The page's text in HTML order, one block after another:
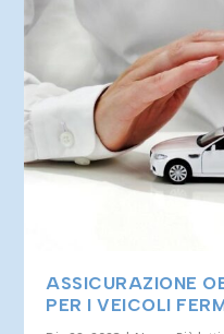
ASSICURAZIONE
PER I VEICOLI